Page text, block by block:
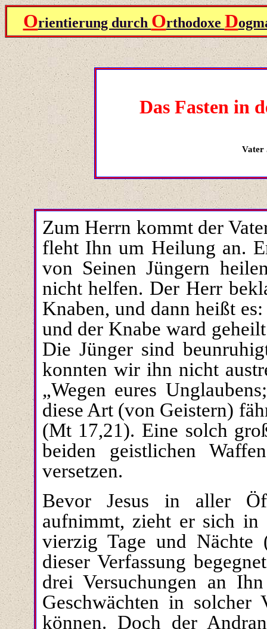
Orientierung durch Orthodoxe D
Das Fasten in
Vater
Zum Herrn kommt der
fleht Ihn um Heilung an.
von Seinen Jüngern
nicht helfen. Der Herr
Knaben, und dann heißt
und der Knabe ward
Die Jünger sind
konnten wir ihn nicht
„Wegen eures
diese Art (von Geistern)
(Mt 17,21). Eine solch
beiden geistlichen
versetzen.
Bevor Jesus in aller
aufnimmt, zieht er sich
vierzig Tage und
dieser Verfassung
drei Versuchungen an
Geschwächten in solcher
können. Doch der